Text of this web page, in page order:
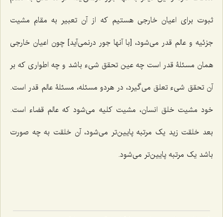
ثبوت برای اعیان خارجی هستیم که از آن تعبیر به مقام مشیت
جزئیه و عالم قدر می‌شود، [با آنها جور درنمی‌آید] چون اعیان خارجی
همان مسئلۀ قدر است چه عین تحقق شیء باشد و چه اطواری که بر
آن تحقق شیء تعلق می‌گیرد، در هردو مسئله، مسئلۀ عالم قدر است.
خود مشیت خلق انسان، مشیت کلیه می‌شود که عالم قضاء است.
بعد خلقت زید یک مرتبه پایین‌تر می‌شود، آن خلقت به چه صورت
باشد یک مرتبه پایین‌تر می‌شود.